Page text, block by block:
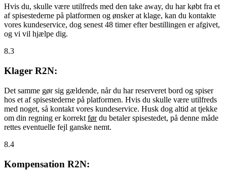
Hvis du, skulle være utilfreds med den take away, du har købt fra et
af spisestederne på platformen og ønsker at klage, kan du kontakte
vores kundeservice, dog senest 48 timer efter bestillingen er afgivet,
og vi vil hjælpe dig.
8.3
Klager R2N:
Det samme gør sig gældende, når du har reserveret bord og spiser
hos et af spisestederne på platformen. Hvis du skulle være utilfreds
med noget, så kontakt vores kundeservice. Husk dog altid at tjekke
om din regning er korrekt førdu betaler spisestedet, på denne måde
rettes eventuelle fejl ganske nemt.
8.4
Kompensation R2N: